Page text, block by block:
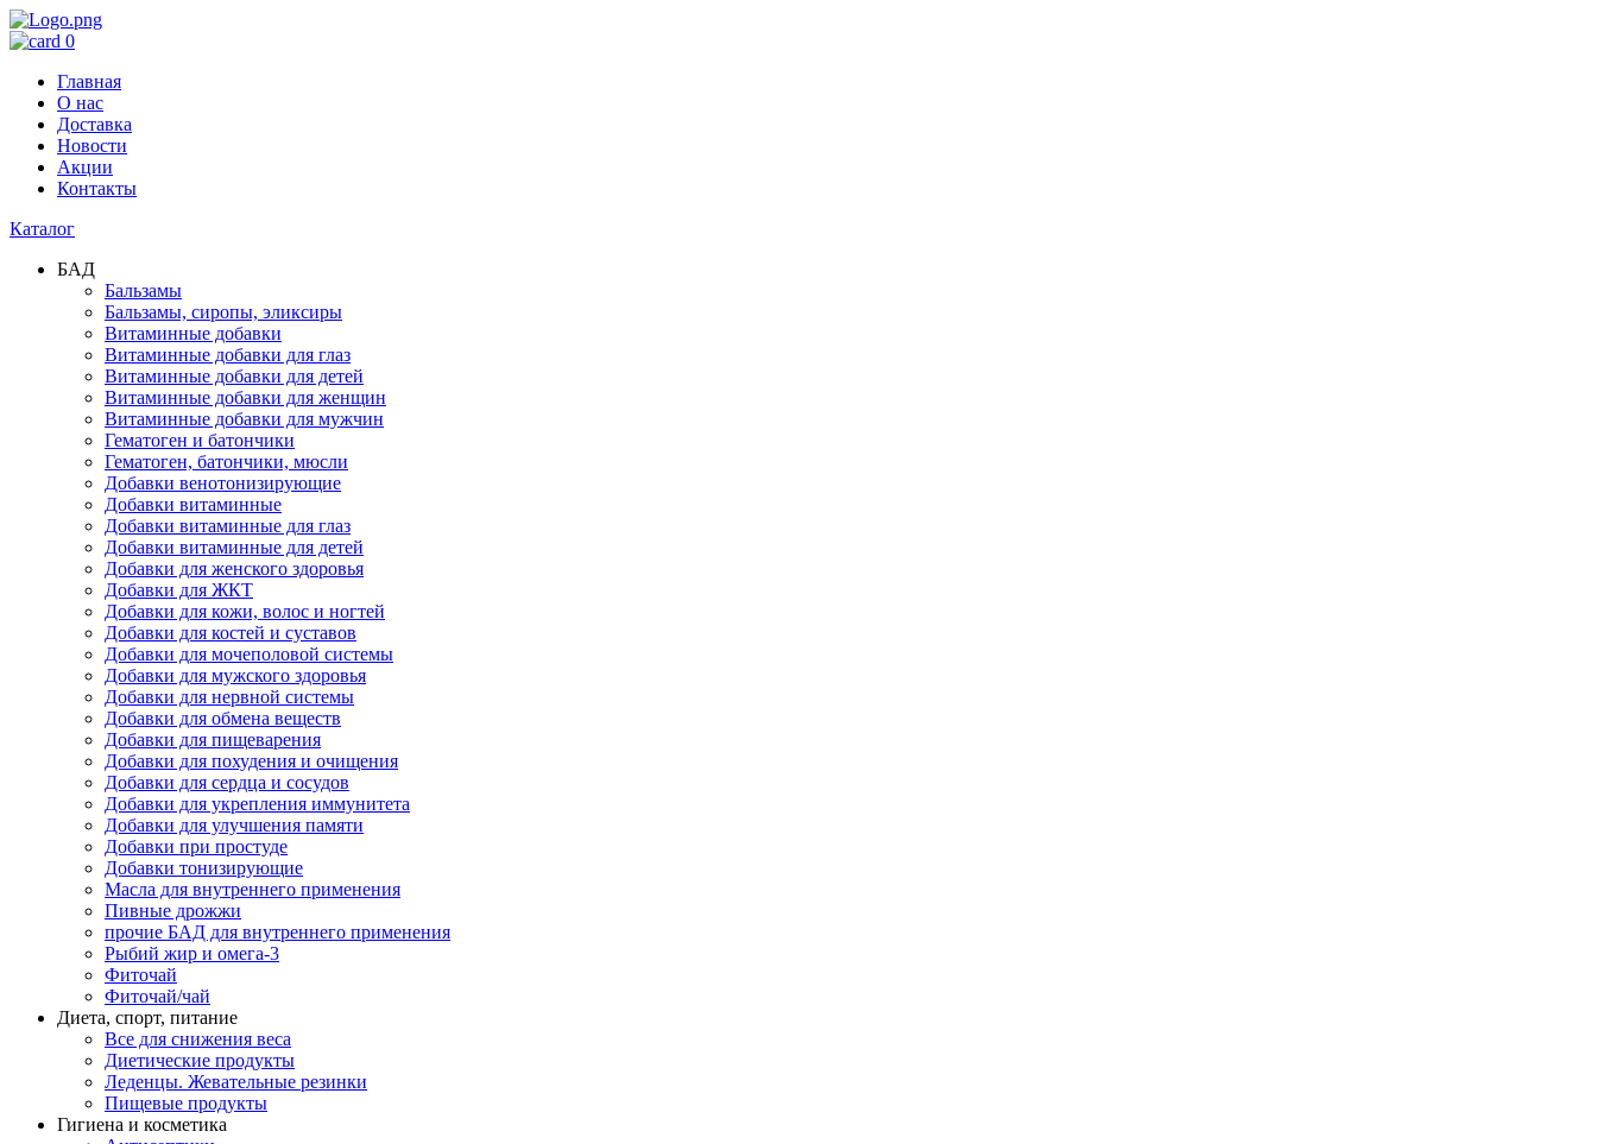
0
Главная
О нас
Доставка
Новости
Акции
Контакты
Каталог
БАД
Бальзамы
Бальзамы, сиропы, эликсиры
Витаминные добавки
Витаминные добавки для глаз
Витаминные добавки для детей
Витаминные добавки для женщин
Витаминные добавки для мужчин
Гематоген и батончики
Гематоген, батончики, мюсли
Добавки венотонизирующие
Добавки витаминные
Добавки витаминные для глаз
Добавки витаминные для детей
Добавки для женского здоровья
Добавки для ЖКТ
Добавки для кожи, волос и ногтей
Добавки для костей и суставов
Добавки для мочеполовой системы
Добавки для мужского здоровья
Добавки для нервной системы
Добавки для обмена веществ
Добавки для пищеварения
Добавки для похудения и очищения
Добавки для сердца и сосудов
Добавки для укрепления иммунитета
Добавки для улучшения памяти
Добавки при простуде
Добавки тонизирующие
Масла для внутреннего применения
Пивные дрожжи
прочие БАД для внутреннего применения
Рыбий жир и омега-3
Фиточай
Фиточай/чай
Диета, спорт, питание
Все для снижения веса
Диетические продукты
Леденцы. Жевательные резинки
Пищевые продукты
Гигиена и косметика